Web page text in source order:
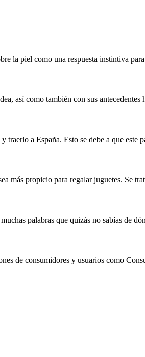
la piel como una respuesta instintiva
así como también con sus
a España. Esto se debe a que este
más propicio para regalar juguetes. Se
palabras que quizás no sabías de
de consumidores y usuarios como